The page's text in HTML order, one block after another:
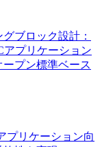
ブロック設計：
アプリケーション
プン標準ベース
プリケーション向